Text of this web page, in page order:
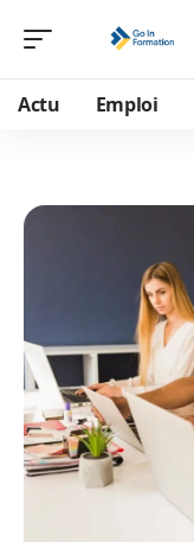
Actu Emploi